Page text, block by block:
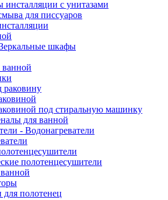
инсталляции с унитазами
для писсуаров
шкафы
под стиральную машинку
для ванной
- Водонагреватели
полотенцесушители
для полотенец